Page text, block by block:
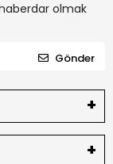
olmak
Gönder